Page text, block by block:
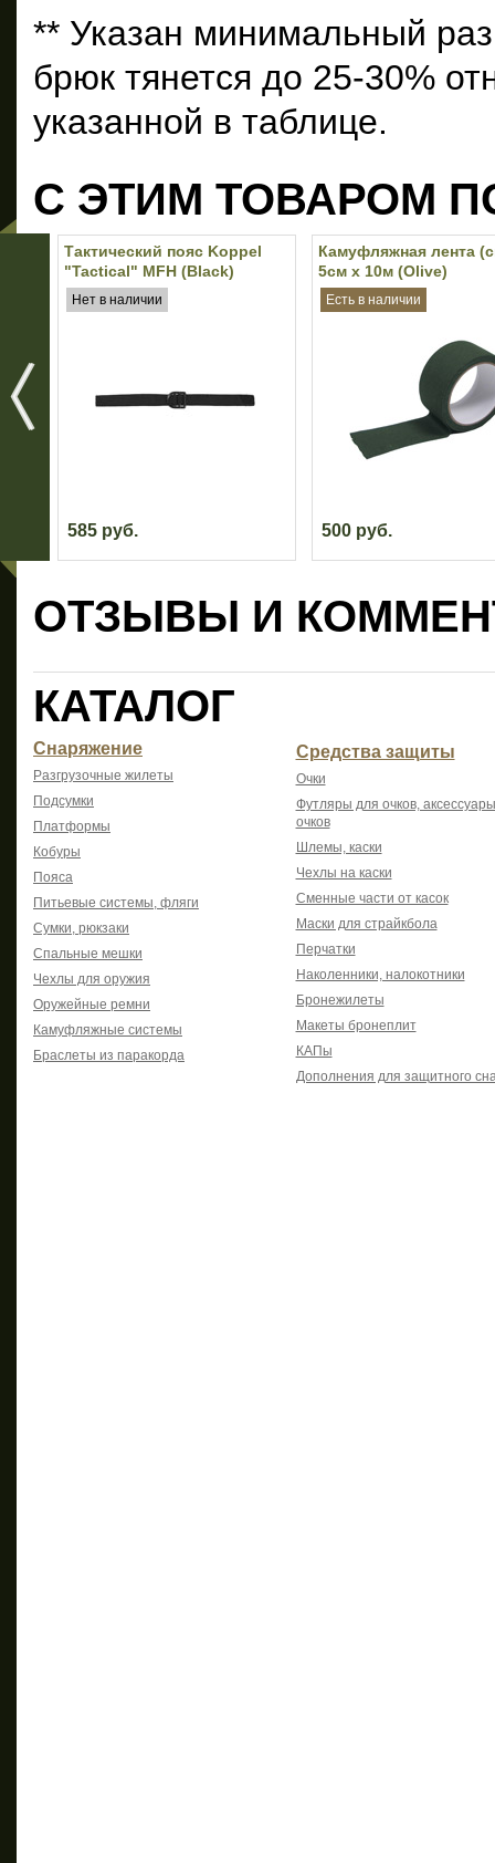
** Указан минимальный
брюк тянется до 25-30%
указанной в таблице.
С ЭТИМ ТОВАРОМ
Тактический пояс Koppel
"Tactical" MFH (Black)
Нет в наличии
585 руб.
Камуфляжная лента
5см х 10м (Olive)
Есть в наличии
500 руб.
ОТЗЫВЫ И
КАТАЛОГ
Снаряжение
Разгрузочные жилеты
Подсумки
Платформы
Кобуры
Пояса
Питьевые системы, фляги
Сумки, рюкзаки
Спальные мешки
Чехлы для оружия
Оружейные ремни
Камуфляжные системы
Браслеты из паракорда
Средства защиты
Очки
Футляры для очков,
очков
Шлемы, каски
Чехлы на каски
Сменные части от касок
Маски для страйкбола
Перчатки
Наколенники, налокотники
Бронежилеты
Макеты бронеплит
КАПы
Дополнения для защитного